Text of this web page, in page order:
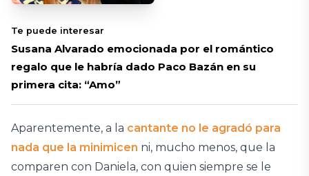
Te puede interesar
Susana Alvarado emocionada por el romántico
regalo que le habría dado Paco Bazán en su
primera cita: “Amo”
Aparentemente, a la cantante no le agradó para
nada que la minimicen ni, mucho menos, que la
comparen con Daniela, con quien siempre se le